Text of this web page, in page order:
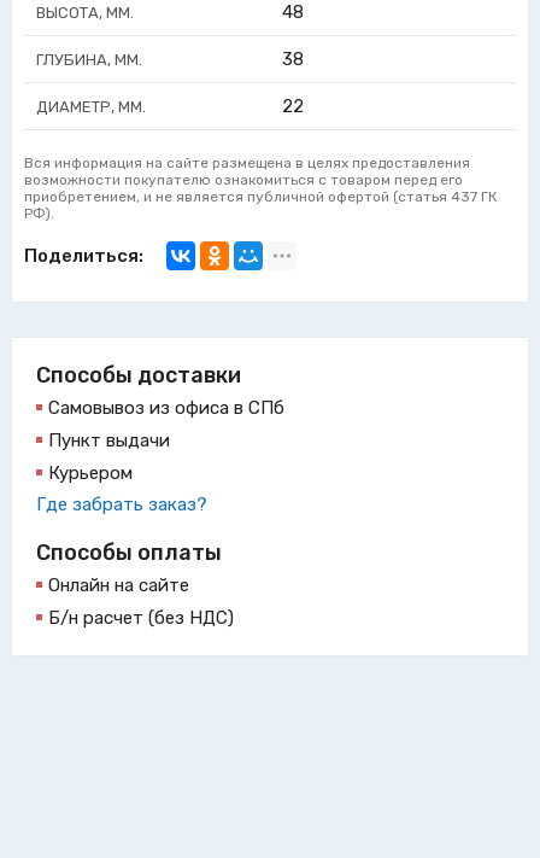
ВЫСОТА, ММ. 48
ГЛУБИНА, ММ. 38
ДИАМЕТР, ММ. 22
Вся информация на сайте размещена в целях предоставления
возможности покупателю ознакомиться с товаром перед его
приобретением, и не является публичной офертой (статья 437 ГК
РФ).
Поделиться:
Способы доставки
Самовывоз из офиса в СПб
Пункт выдачи
Курьером
Где забрать заказ?
Способы оплаты
Онлайн на сайте
Б/н расчет (без НДС)